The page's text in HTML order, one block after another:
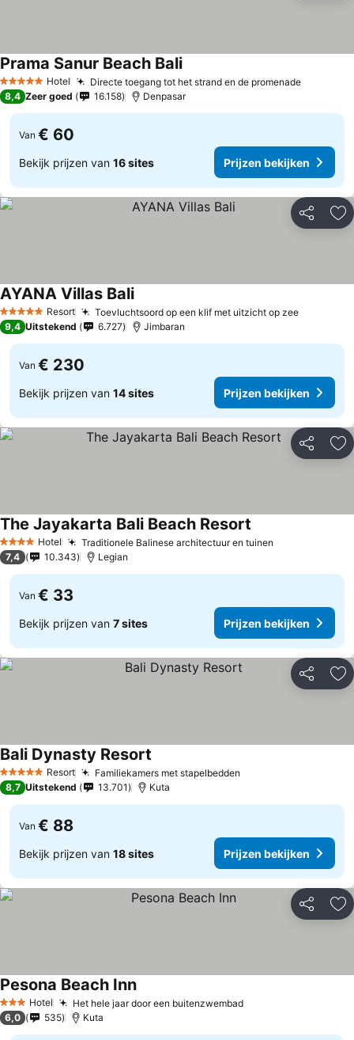
5 Sterren Hotel Directe toegang tot het strand en de promenade
Prama Sanur Beach Bali
8,4 Zeer goed 16.158 Denpasar
Van € 60
Bekijk prijzen van 16 sites Prijzen bekijken
Delen
5 Sterren Resort Toevluchtsoord op een klif met uitzicht op zee
AYANA Villas Bali
9,4 Uitstekend 6.727 Jimbaran
Van € 230
Bekijk prijzen van 14 sites Prijzen bekijken
Delen
4 SterrenHotel Traditionele Balinese architectuur en tuinen
The Jayakarta Bali Beach Resort
7,4 10.343 Legian
Van € 33
Bekijk prijzen van 7 sites Prijzen bekijken
Delen
5 Sterren Resort Familiekamers met stapelbedden
Bali Dynasty Resort
8,7 Uitstekend 13.701 Kuta
Van € 88
Bekijk prijzen van 18 sites Prijzen bekijken
Delen
3 SterrenHotel Het hele jaar door een buitenzwembad
Pesona Beach Inn
6,0 535 Kuta